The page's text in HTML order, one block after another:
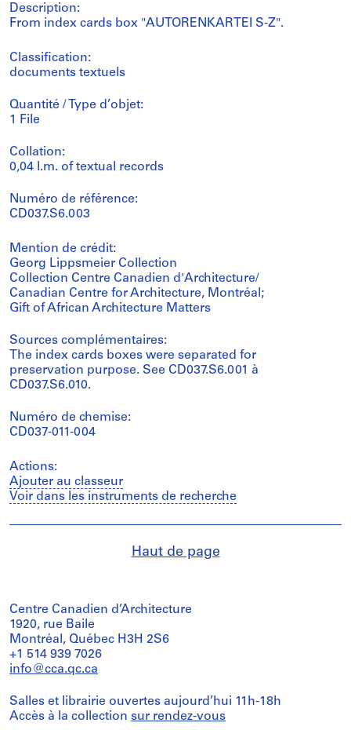
Description:
From index cards box "AUTORENKARTEI S-Z".
Classification:
documents textuels
Quantité / Type d’objet:
1 File
Collation:
0,04 l.m. of textual records
Numéro de référence:
CD037.S6.003
Mention de crédit:
Georg Lippsmeier Collection
Collection Centre Canadien d'Architecture/
Canadian Centre for Architecture, Montréal;
Gift of African Architecture Matters
Sources complémentaires:
The index cards boxes were separated for
preservation purpose. See CD037.S6.001 à
CD037.S6.010.
Numéro de chemise:
CD037-011-004
Actions:
Ajouter au classeur
Voir dans les instruments de recherche
Haut de page
Centre Canadien d’Architecture
1920, rue Baile
Montréal, Québec H3H 2S6
+1 514 939 7026
info@cca.qc.ca
Salles et librairie ouvertes aujourd’hui 11h-18h
Accès à la collection sur rendez-vous